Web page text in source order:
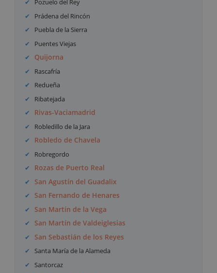
Pozuelo del Rey
Prádena del Rincón
Puebla de la Sierra
Puentes Viejas
Quijorna
Rascafría
Redueña
Ribatejada
Rivas-Vaciamadrid
Robledillo de la Jara
Robledo de Chavela
Robregordo
Rozas de Puerto Real
San Agustín del Guadalix
San Fernando de Henares
San Martín de la Vega
San Martín de Valdeiglesias
San Sebastián de los Reyes
Santa María de la Alameda
Santorcaz